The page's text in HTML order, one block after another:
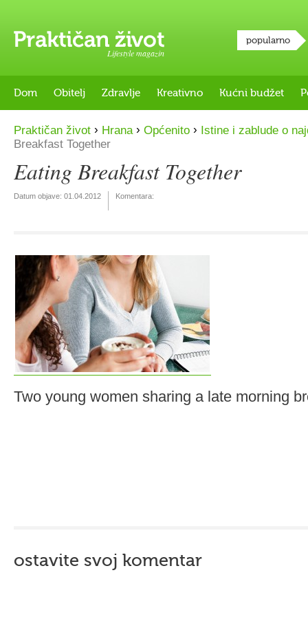
Lifestyle magazin
popularno
Dom Obitelj Zdravlje Kreativno Kućni budžet
Praktičan život › Hrana › Općenito › Istine i zablude o
Breakfast Together
Eating Breakfast Together
Datum objave: 01.04.2012 Komentara:
Two young women sharing a late morning
ostavite svoj komentar